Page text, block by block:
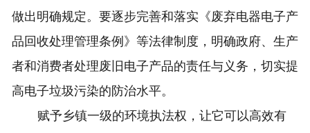
做出明确规定。要逐步完善和落实《废弃电器电子产
品回收处理管理条例》等法律制度，明确政府、生产
者和消费者处理废旧电子产品的责任与义务，切实提
高电子垃圾污染的防治水平。
赋予乡镇一级的环境执法权，让它可以高效有